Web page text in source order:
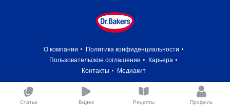
О компании
Политика конфиденциальности
Пользовательское соглашение
Карьера
Контакты
Медиакит
Статьи Видео Рецепты Профиль